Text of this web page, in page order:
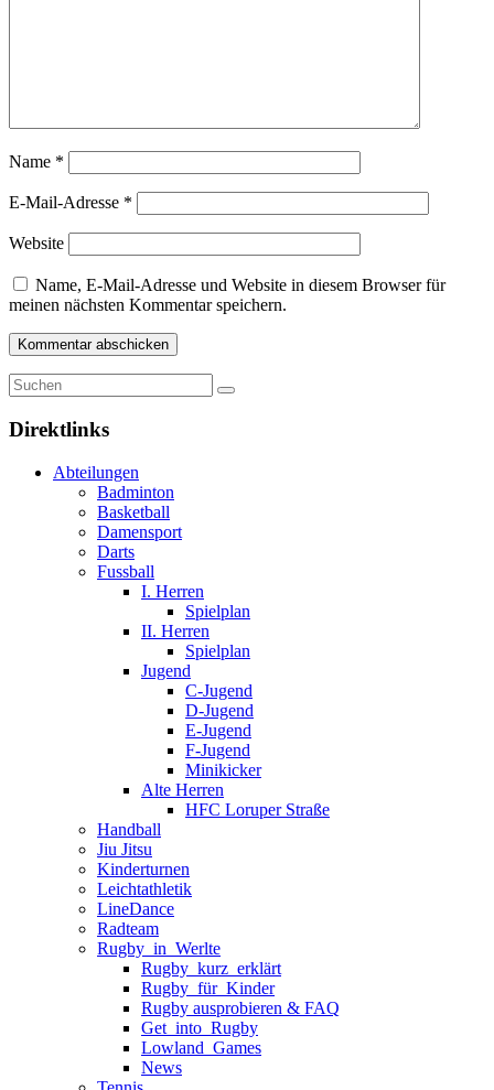
Name *
E-Mail-Adresse *
Website
Name, E-Mail-Adresse und Website in diesem Browser für
meinen nächsten Kommentar speichern.
Direktlinks
Abteilungen
Badminton
Basketball
Damensport
Darts
Fussball
I. Herren
Spielplan
II. Herren
Spielplan
Jugend
C-Jugend
D-Jugend
E-Jugend
F-Jugend
Minikicker
Alte Herren
HFC Loruper Straße
Handball
Jiu Jitsu
Kinderturnen
Leichtathletik
LineDance
Radteam
Rugby_in_Werlte
Rugby_kurz_erklärt
Rugby_für_Kinder
Rugby ausprobieren & FAQ
Get_into_Rugby
Lowland_Games
News